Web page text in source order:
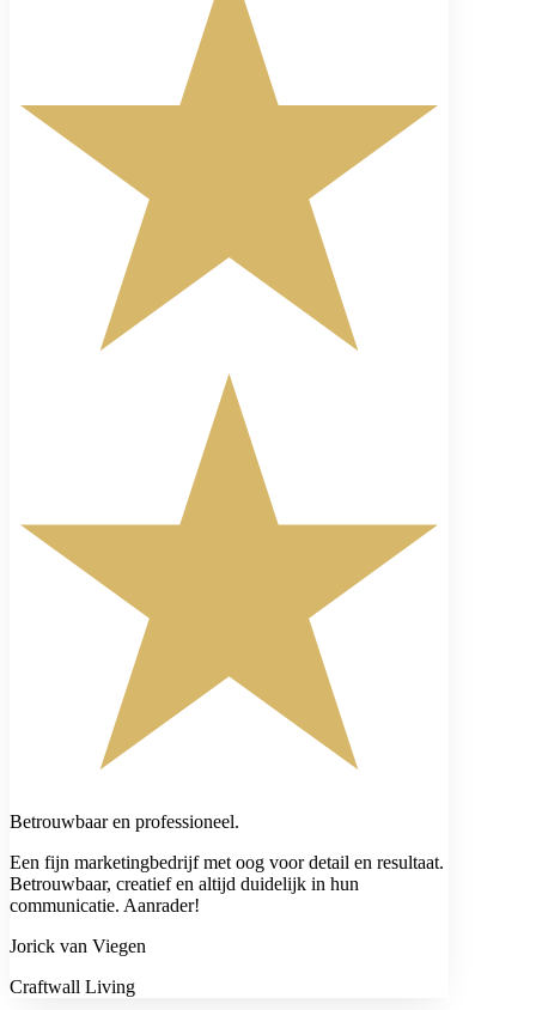
Betrouwbaar en professioneel.
Een fijn marketingbedrijf met oog voor detail en resultaat.
Betrouwbaar, creatief en altijd duidelijk in hun
communicatie. Aanrader!
Jorick van Viegen
Craftwall Living